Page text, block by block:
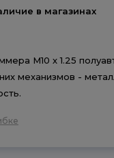
в магазинах
М10 х 1.25
механизмов -